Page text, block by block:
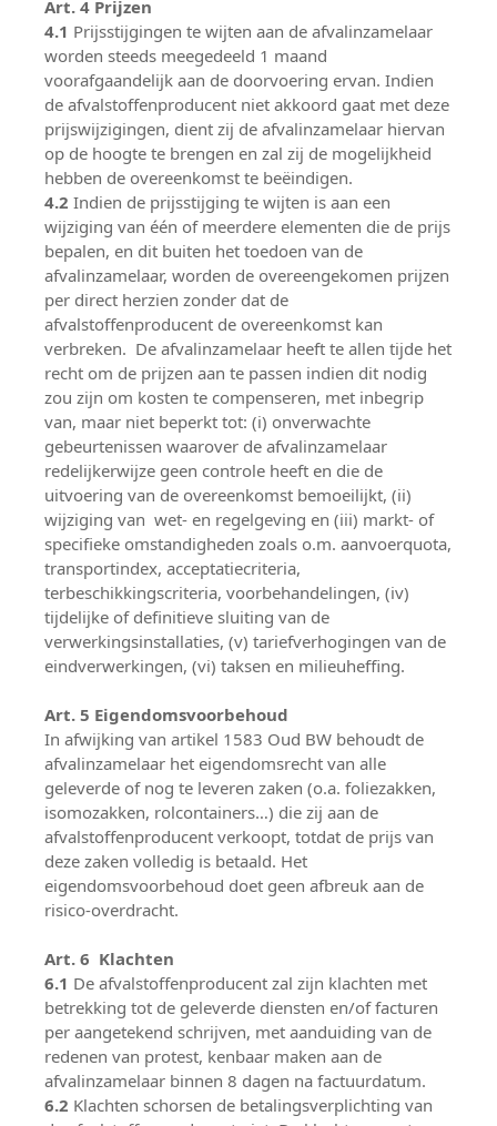
Art. 4 Prijzen
4.1 Prijsstijgingen te wijten aan de afvalinzamelaar
worden steeds meegedeeld 1 maand
voorafgaandelijk aan de doorvoering ervan. Indien
de afvalstoffenproducent niet akkoord gaat met deze
prijswijzigingen, dient zij de afvalinzamelaar hiervan
op de hoogte te brengen en zal zij de mogelijkheid
hebben de overeenkomst te beëindigen.
4.2 Indien de prijsstijging te wijten is aan een
wijziging van één of meerdere elementen die de prijs
bepalen, en dit buiten het toedoen van de
afvalinzamelaar, worden de overeengekomen prijzen
per direct herzien zonder dat de
afvalstoffenproducent de overeenkomst kan
verbreken. De afvalinzamelaar heeft te allen tijde het
recht om de prijzen aan te passen indien dit nodig
zou zijn om kosten te compenseren, met inbegrip
van, maar niet beperkt tot: (i) onverwachte
gebeurtenissen waarover de afvalinzamelaar
redelijkerwijze geen controle heeft en die de
uitvoering van de overeenkomst bemoeilijkt, (ii)
wijziging van wet- en regelgeving en (iii) markt- of
specifieke omstandigheden zoals o.m. aanvoerquota,
transportindex, acceptatiecriteria,
terbeschikkingscriteria, voorbehandelingen, (iv)
tijdelijke of definitieve sluiting van de
verwerkingsinstallaties, (v) tariefverhogingen van de
eindverwerkingen, (vi) taksen en milieuheffing.
Art. 5 Eigendomsvoorbehoud
In afwijking van artikel 1583 Oud BW behoudt de
afvalinzamelaar het eigendomsrecht van alle
geleverde of nog te leveren zaken (o.a. foliezakken,
isomozakken, rolcontainers…) die zij aan de
afvalstoffenproducent verkoopt, totdat de prijs van
deze zaken volledig is betaald. Het
eigendomsvoorbehoud doet geen afbreuk aan de
risico-overdracht.
Art. 6 Klachten
6.1 De afvalstoffenproducent zal zijn klachten met
betrekking tot de geleverde diensten en/of facturen
per aangetekend schrijven, met aanduiding van de
redenen van protest, kenbaar maken aan de
afvalinzamelaar binnen 8 dagen na factuurdatum.
6.2 Klachten schorsen de betalingsverplichting van